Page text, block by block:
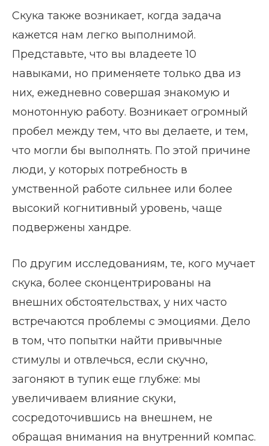
Скука также возникает, когда задача
кажется нам легко выполнимой.
Представьте, что вы владеете 10
навыками, но применяете только два из
них, ежедневно совершая знакомую и
монотонную работу. Возникает огромный
пробел между тем, что вы делаете, и тем,
что могли бы выполнять. По этой причине
люди, у которых потребность в
умственной работе сильнее или более
высокий когнитивный уровень, чаще
подвержены хандре.
По другим исследованиям, те, кого мучает
скука, более сконцентрированы на
внешних обстоятельствах, у них часто
встречаются проблемы с эмоциями. Дело
в том, что попытки найти привычные
стимулы и отвлечься, если скучно,
загоняют в тупик еще глубже: мы
увеличиваем влияние скуки,
сосредоточившись на внешнем, не
обращая внимания на внутренний компас.